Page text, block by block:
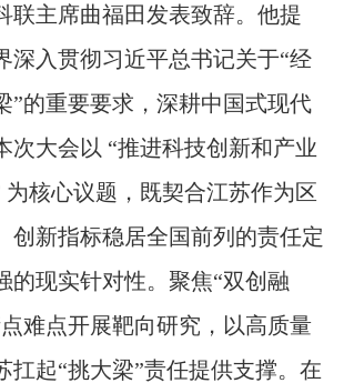
联主席曲福田发表致辞。他提
深入贯彻习近平总书记关于“经
”的重要要求，深耕中国式现代
次大会以 “推进科技创新和产业
为核心议题，既契合江苏作为区
创新指标稳居全国前列的责任定
的现实针对性。聚焦“双创融
难点开展靶向研究，以高质量
扛起“挑大梁”责任提供支撑。 在